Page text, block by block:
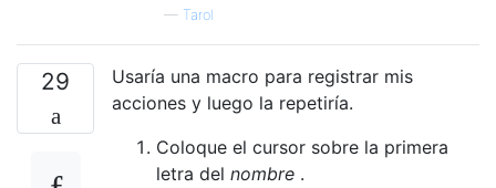
— Tarol
29
Usaría una macro para registrar mis
acciones y luego la repetiría.
Coloque el cursor sobre la primera
letra del nombre .